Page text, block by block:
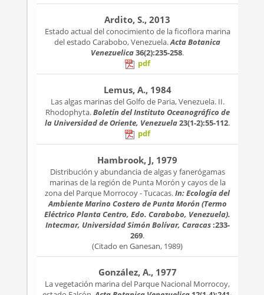
Ardito, S., 2013
Estado actual del conocimiento de la ficoflora marina
del estado Carabobo, Venezuela.Acta Botanica
Venezuelica36(2):235-258.
pdf
Lemus, A., 1984
Las algas marinas del Golfo de Paria, Venezuela. II.
Rhodophyta.Boletín del Instituto Oceanográfico de
la Universidad de Oriente, Venezuela23(1-2):55-112.
pdf
Hambrook, J, 1979
Distribución y abundancia de algas y fanerógamas
marinas de la región de Punta Morón y cayos de la
zona del Parque Morrocoy - Tucacas.In: Ecología del
Ambiente Marino Costero de Punta Morón (Termo
Eléctrico Planta Centro, Edo. Carabobo, Venezuela).
Intecmar, Universidad Simón Bolívar, Caracas:233-
269.
(Citado en Ganesan, 1989)
González, A., 1977
La vegetación marina del Parque Nacional Morrocoy,